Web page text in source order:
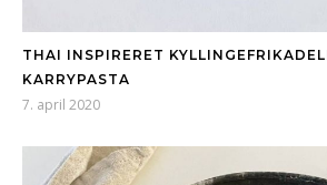
THAI INSPIRERET
KARRYPASTA
7. april 2020